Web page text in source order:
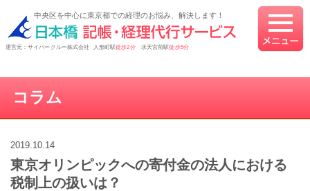
中央区を中心に東京都での経理のお悩み、解決します！
運営元：サイバークルー株式会社 人形町駅徒歩2分 水天宮前駅徒歩5分
コラム
2019.10.14
東京オリンピックへの寄付金の法人における
税制上の扱いは？